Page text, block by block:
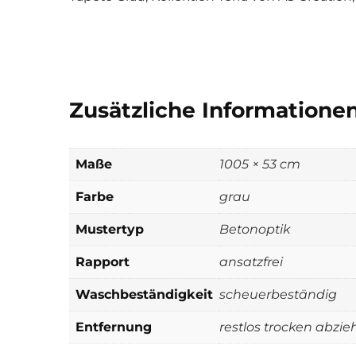
Zusätzliche
Maße 1005 × 53 cm
Farbe grau
Mustertyp Betonoptik
Rapport ansatzfrei
Waschbeständigkeit scheuerbeständig
Entfernung restlos trocken